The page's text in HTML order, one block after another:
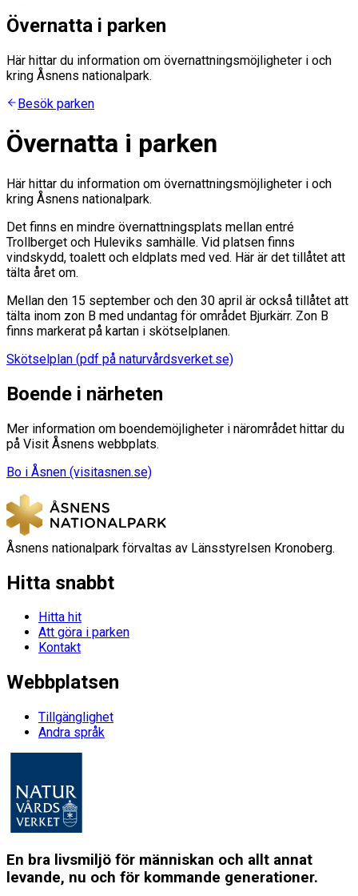
Övernatta i parken
Här hittar du information om övernattningsmöjligheter i och
kring Åsnens nationalpark.
Besök parken
Övernatta i parken
Här hittar du information om övernattningsmöjligheter i och
kring Åsnens nationalpark.
Det finns en mindre övernattningsplats mellan entré
Trollberget och Huleviks samhälle. Vid platsen finns
vindskydd, toalett och eldplats med ved. Här är det tillåtet att
tälta året om.
Mellan den 15 september och den 30 april är också tillåtet att
tälta inom zon B med undantag för området Bjurkärr. Zon B
finns markerat på kartan i skötselplanen.
Skötselplan (pdf på naturvårdsverket.se)
Boende i närheten
Mer information om boendemöjligheter i närområdet hittar du
på Visit Åsnens webbplats.
Bo i Åsnen (visitasnen.se)
Åsnens nationalpark förvaltas av Länsstyrelsen Kronoberg.
Hitta snabbt
Hitta hit
Att göra i parken
Kontakt
Webbplatsen
Tillgänglighet
Andra språk
En bra livsmiljö för människan och allt annat
levande, nu och för kommande generationer.